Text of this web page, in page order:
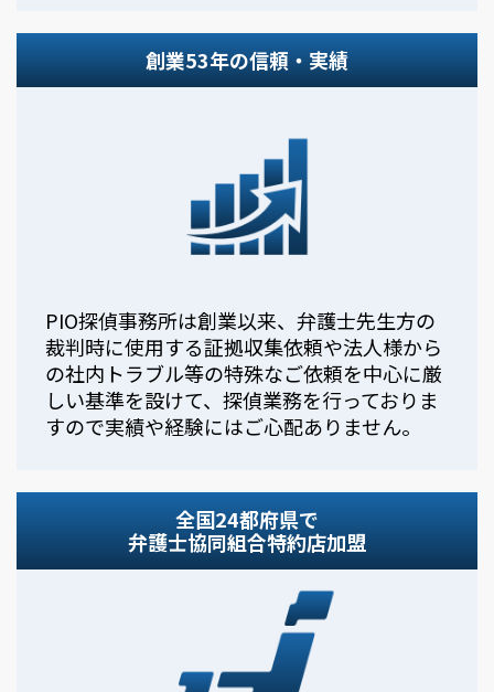
創業53年の信頼・実績
PIO探偵事務所は創業以来、弁護士先生方の
裁判時に使用する証拠収集依頼や法人様から
の社内トラブル等の特殊なご依頼を中心に厳
しい基準を設けて、探偵業務を行っておりま
すので実績や経験にはご心配ありません。
全国24都府県で
弁護士協同組合特約店加盟